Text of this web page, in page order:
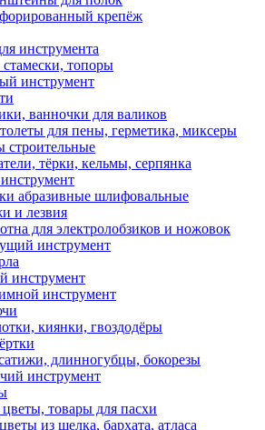
крепёж
инструмента
топоры
инструмент
ванночки для валиков
для пены, герметика, миксеры
строительные
тёрки, кельмы, серпянка
абразивные шлифовальные
и лезвия
для электролобзиков и ножовок
инструмент
инструмент
инструмент
киянки, гвоздодёры
длинногубцы, бокорезы
инструмент
товары для пасхи
из шелка, бархата, атласа